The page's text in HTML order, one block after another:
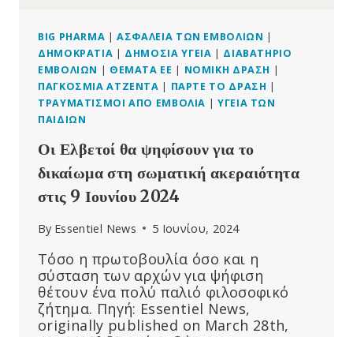
BIG PHARMA |ΑΣΦΆΛΕΙΑ ΤΩΝ ΕΜΒΟΛΊΩΝ |
ΔΗΜΟΚΡΑΤΊΑ | ΔΗΜΌΣΙΑ ΥΓΕΊΑ | ΔΙΑΒΑΤΉΡΙΟ
ΕΜΒΟΛΊΩΝ | ΘΈΜΑΤΑ ΕΕ | ΝΟΜΙΚΉ ΔΡΆΣΗ |
ΠΑΓΚΌΣΜΙΑ ΑΤΖΈΝΤΑ | ΠΆΡΤΕ ΤΟ ΔΡΆΣΗ |
ΤΡΑΥΜΑΤΙΣΜΟΊ ΑΠΌ ΕΜΒΌΛΙΑ |ΥΓΕΊΑ ΤΩΝ
ΠΑΙΔΙΏΝ
Οι Ελβετοί θα ψηφίσουν για το
δικαίωμα στη σωματική ακεραιότητα
στις 9 Ιουνίου 2024
By Essentiel News 5 Ιουνίου, 2024
Τόσο η πρωτοβουλία όσο και η
σύσταση των αρχών για ψήφιση
θέτουν ένα πολύ παλιό φιλοσοφικό
ζήτημα. Πηγή: Essentiel News,
originally published on March 28th,